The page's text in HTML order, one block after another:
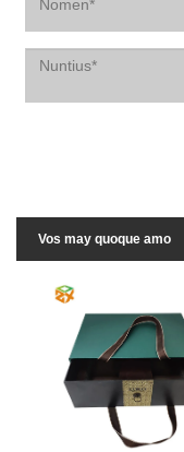
Vos may quoque amo